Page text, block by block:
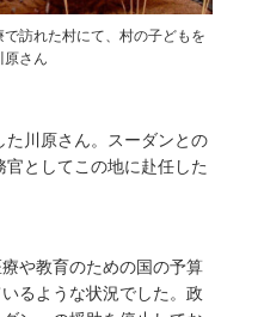
訪れた村にて、村の子どもを
原さん
川原さん。スーダンとの
としてこの地に赴任した
や教育のための国の予算
るような状況でした。政